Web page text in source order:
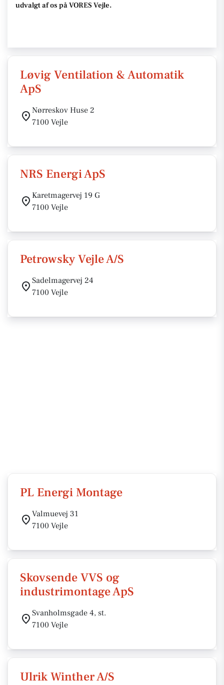
udvalgt af os på VORES Vejle.
Løvig Ventilation & Automatik
ApS
Nørreskov Huse 2
7100 Vejle
NRS Energi ApS
Karetmagervej 19 G
7100 Vejle
Petrowsky Vejle A/S
Sadelmagervej 24
7100 Vejle
PL Energi Montage
Valmuevej 31
7100 Vejle
Skovsende VVS og
industrimontage ApS
Svanholmsgade 4, st.
7100 Vejle
Ulrik Winther A/S